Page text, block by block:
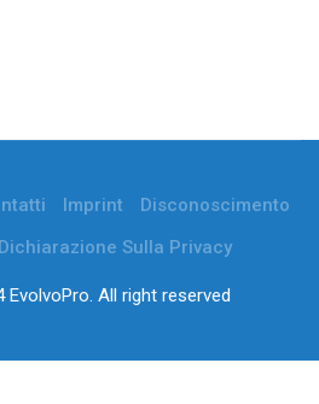
Imprint
Disconoscimento
Dichiarazione Sulla Privacy
All right reserved